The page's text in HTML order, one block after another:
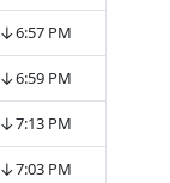
↓6:57 PM
↓6:59 PM
↓7:13 PM
↓7:03 PM